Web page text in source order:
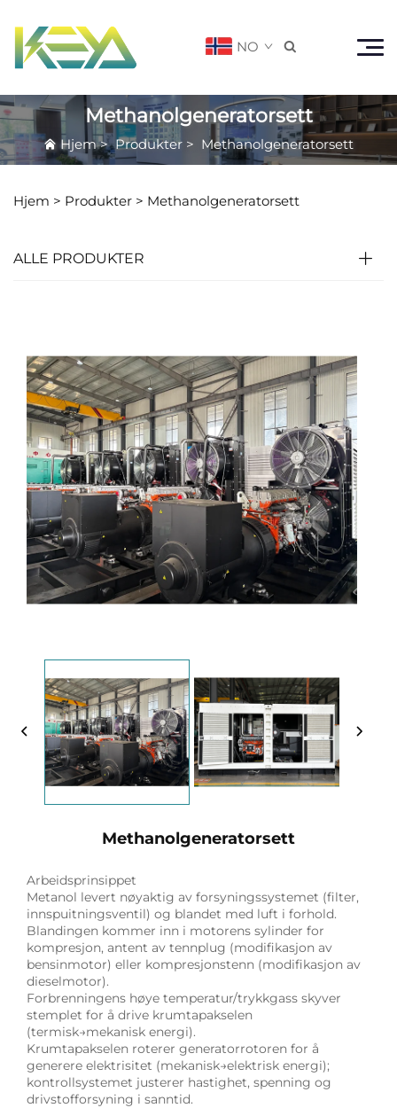
NO 
Methanolgeneratorsett
Hjem>Produkter > Methanolgeneratorsett
Hjem > Produkter > Methanolgeneratorsett
ALLE PRODUKTER
Methanolgeneratorsett
Arbeidsprinsippet
Metanol levert nøyaktig av forsyningssystemet (filter,
innspuitningsventil) og blandet med luft i forhold.
Blandingen kommer inn i motorens sylinder for
kompresjon, antent av tennplug (modifikasjon av
bensinmotor) eller kompresjonstenn (modifikasjon av
dieselmotor).
Forbrenningens høye temperatur/trykkgass skyver
stemplet for å drive krumtapakselen
(termisk→mekanisk energi).
Krumtapakselen roterer generatorrotoren for å
generere elektrisitet (mekanisk→elektrisk energi);
kontrollsystemet justerer hastighet, spenning og
drivstofforsyning i sanntid.